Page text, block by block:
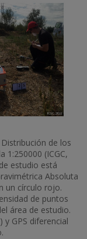
de los
1:250000 (ICGC,
estudio está
Absoluta
un círculo rojo.
de puntos
área de estudio.
y GPS diferencial